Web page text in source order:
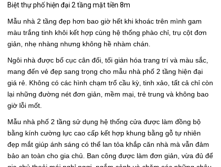
Biệt thự phố hiện đại 2 tầng mặt tiền 8m
Mẫu nhà 2 tầng đẹp hơn bao giờ hết khi khoác trên mình gam
màu trắng tinh khôi kết hợp cùng hệ thống phào chỉ, trụ cột đơn
giản, nhẹ nhàng nhưng không hề nhàm chán.
Ngôi nhà được bố cục cân đối, tối giản hóa trang trí và màu sắc,
mang đến vẻ đẹp sang trọng cho mẫu nhà phố 2 tầng hiện đại
giá rẻ. Không có các hình chạm trổ cầu kỳ, tinh xảo, tất cả chỉ còn
lại những đường nét đơn giản, mềm mại, trẻ trung và không bao
giờ lỗi mốt.
Mẫu nhà phố 2 tầng sử dụng hệ thống cửa được làm đồng bộ
bằng kính cường lực cao cấp kết hợp khung bằng gỗ tự nhiên
đẹp mắt giúp ánh sáng có thể lan tỏa khắp căn nhà mà vẫn đảm
bảo an toàn cho gia chủ. Ban công được làm đơn giản, vừa đủ để